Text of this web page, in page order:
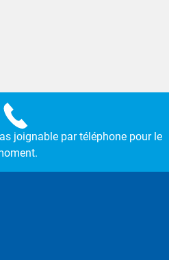
joignable par téléphone pour le